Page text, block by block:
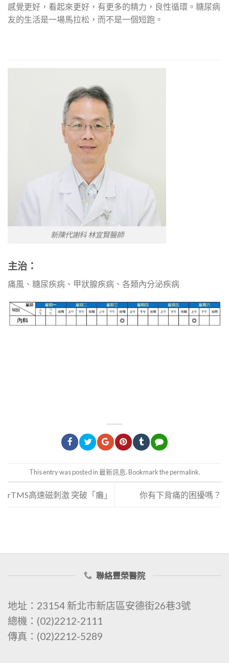
感覺更好，看起來更好，有更多的精力，良性循環。糖尿病
友的生活是一場馬拉松，而不是一個短跑。
新陳代謝科 林宜賢醫師
主治：
痛風、糖尿疾病、甲狀腺疾病、各類內分泌疾病
This entry was posted in最新訊息. Bookmark thepermalink.
rTMS高速磁刺激 突破「癱」 你有下背痛的困擾嗎？
聯絡豐榮醫院
地址：23154 新北市新店區安德街26巷3號
總機：(02)2212-2111
傳真：(02)2212-5289